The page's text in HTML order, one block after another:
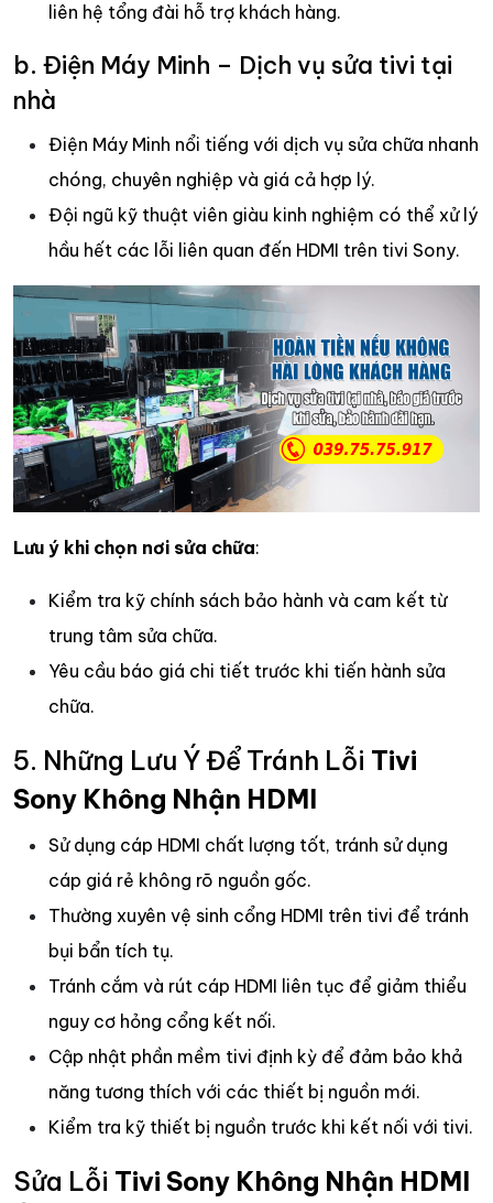
liên hệ tổng đài hỗ trợ khách hàng.
b. Điện Máy Minh – Dịch vụ sửa tivi tại
nhà
Điện Máy Minh nổi tiếng với dịch vụ sửa chữa nhanh
chóng, chuyên nghiệp và giá cả hợp lý.
Đội ngũ kỹ thuật viên giàu kinh nghiệm có thể xử lý
hầu hết các lỗi liên quan đến HDMI trên tivi Sony.
Lưu ý khi chọn nơi sửa chữa:
Kiểm tra kỹ chính sách bảo hành và cam kết từ
trung tâm sửa chữa.
Yêu cầu báo giá chi tiết trước khi tiến hành sửa
chữa.
5. Những Lưu Ý Để Tránh Lỗi Tivi
Sony Không Nhận HDMI
Sử dụng cáp HDMI chất lượng tốt, tránh sử dụng
cáp giá rẻ không rõ nguồn gốc.
Thường xuyên vệ sinh cổng HDMI trên tivi để tránh
bụi bẩn tích tụ.
Tránh cắm và rút cáp HDMI liên tục để giảm thiểu
nguy cơ hỏng cổng kết nối.
Cập nhật phần mềm tivi định kỳ để đảm bảo khả
năng tương thích với các thiết bị nguồn mới.
Kiểm tra kỹ thiết bị nguồn trước khi kết nối với tivi.
Sửa Lỗi Tivi Sony Không Nhận HDMI